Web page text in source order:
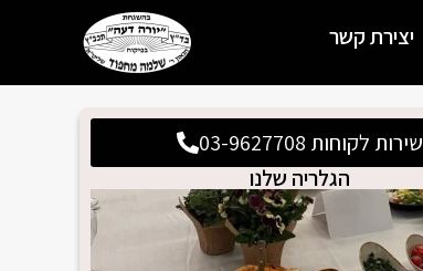
יצירת קשר
שירות לקוחות 03-9627708
הגלריה שלנו